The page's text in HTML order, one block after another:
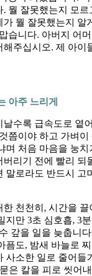
뭘 잘못했는지 모르
가 뭘 잘못했는지 알
습니다. 아버지 어
해주십시오. 제 아이
아주 느리게
날수록 급속도로 옅
쯤이야 하고 가벼
며 처음 마음을 눙
버리기 전에 빨리 되
말로라도 반드시 고
천천히, 시간을 끌
지만 3초 심호흡, 3분
갚을 일을 늦춥니
픔도, 밤새 바늘로
사소한 일로 줄어들
은 칼을 피로 씻어